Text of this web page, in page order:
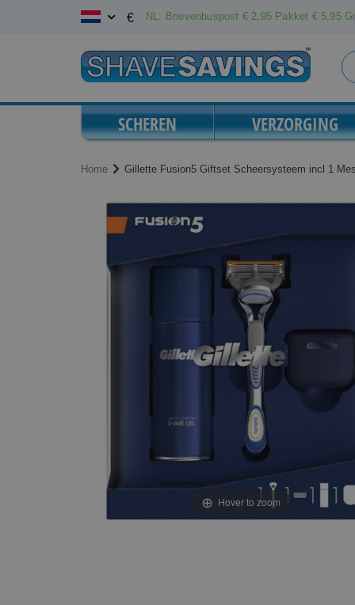
Ga
inhoud
€ NL: Brievenbuspost € 2,95 Pakket € 5,95
SCHEREN VERZORGING
Home Gillette Fusion5 Giftset Scheersysteem incl 1
Hover to zoom